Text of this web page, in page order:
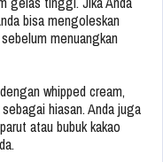
bisa mengoleskan
menuangkan
whipped cream,
hiasan. Anda juga
atau bubuk kakao